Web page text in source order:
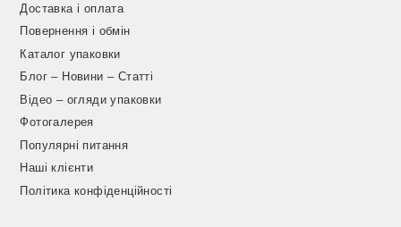
Доставка і оплата
Повернення і обмін
Каталог упаковки
Блог – Новини – Статті
Відео – огляди упаковки
Фотогалерея
Популярні питання
Наші клієнти
Політика конфіденційності